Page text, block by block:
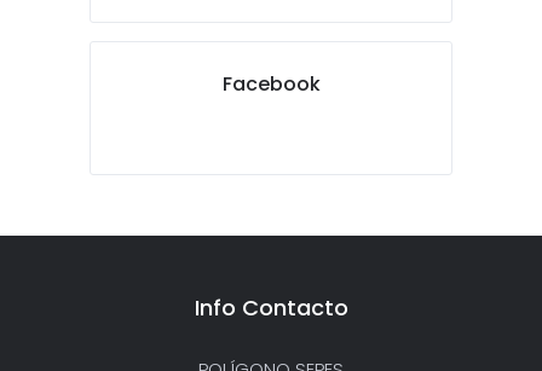
Facebook
Info Contacto